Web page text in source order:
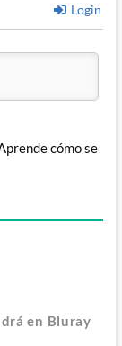
Login
cómo se
en Bluray